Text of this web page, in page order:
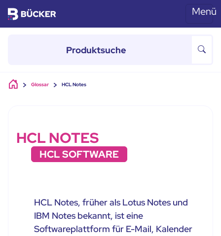
Skip to main content Menü
Glossar HCL Notes
HCL NOTES
HCL SOFTWARE
HCL Notes, früher als Lotus Notes und
IBM Notes bekannt, ist eine
Softwareplattform für E-Mail, Kalender